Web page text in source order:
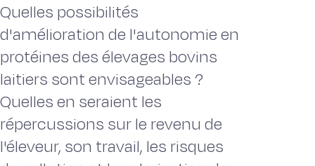
Quelles possibilités
d'amélioration de l'autonomie en
protéines des élevages bovins
laitiers sont envisageables ?
Quelles en seraient les
répercussions sur le revenu de
l'éleveur, son travail, les risques